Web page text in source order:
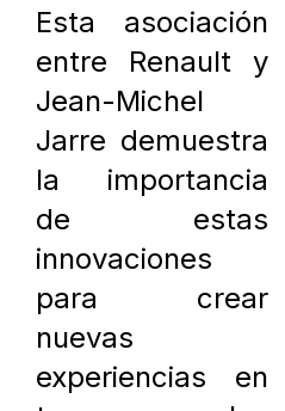
Esta asociación
entre Renault y
Jean-Michel
Jarre demuestra
la importancia
de estas
innovaciones
para crear
nuevas
experiencias en